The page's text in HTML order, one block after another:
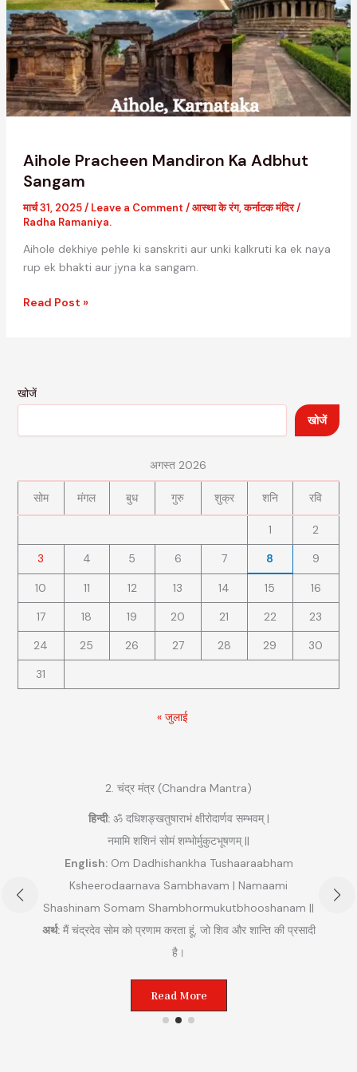
Aihole Pracheen Mandiron Ka Adbhut
Sangam
मार्च 31, 2025/ Leave a Comment /आस्था के रंग,कर्नाटक मंदिर/
Radha Ramaniya.
Aihole dekhiye pehle ki sanskriti aur unki kalkruti ka ek naya
rup ek bhakti aur jyna ka sangam.
Adbhut
Sangam
Read Post »
खोजें
खोजें
अगस्त 2026
सोम मंगल बुध गुरु शुक्र शनि रवि
1
2
3
4 5 6 7 8 9
10 11 12 13 14 15
16
17
18 19 20 21 22
23
24
25 26 27 28 29
30
31
« जुलाई
2. चंद्र मंत्र (Chandra Mantra)
हिन्दी:ॐ दधिशङ्खतुषाराभं क्षीरोदार्णव सम्भवम् |
नमामि शशिनं सोमं शम्भोर्मुकुटभूषणम् ||
English:Om Dadhishankha Tushaaraabham
Ksheerodaarnava Sambhavam | Namaami
Shashinam Somam Shambhormukutbhooshanam ||
अर्थ:मैं चंद्रदेव सोम को प्रणाम करता हूं, जो शिव और शान्ति की प्रसादी
है।
Read More